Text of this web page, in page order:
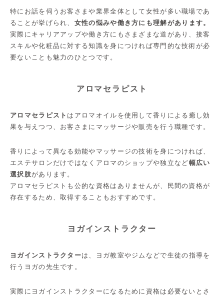
特にお話を伺うお客さまや業界全体として女性が多い職場であ
ることが挙げられ、 女性の悩みや働き方にも理解があります。
実際にキャリアアップや働き方にもさまざまな道があり、接客
スキルや化粧品に対する知識を身につければ専門的な技術が必
要ないことも魅力のひとつです。
アロマセラピスト
アロマセラピスト はアロマオイルを使用して香りによる癒し効
果を与えつつ、お客さまにマッサージや販売を行う職種です。
香りによって異なる効能やマッサージの技術を身につければ、
エステサロンだけではなくアロマのショップや独立など幅広い
選択肢があります。
アロマセラピストも公的な資格はありませんが、民間の資格が
存在するため、取得することもおすすめです。
ヨガインストラクター
ヨガインストラクターは、ヨガ教室やジムなどで生徒の指導を
行うヨガの先生です。
実際にヨガインストラクターになるために資格は必要ないとさ